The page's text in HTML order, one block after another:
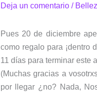
Deja un comentario /
Pues 20 de diciembre
como regalo para ¡dentro
11 días para terminar este
(Muchas gracias a
por llegar ¿no? Nada,